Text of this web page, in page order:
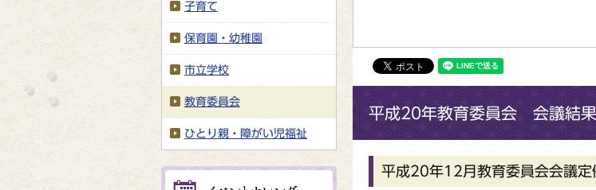
平成20年教育委員会 会議結果
平成20年12月教育委員会会議
子育て
保育園・幼稚園
市立学校
教育委員会
ひとり親・障がい児福祉